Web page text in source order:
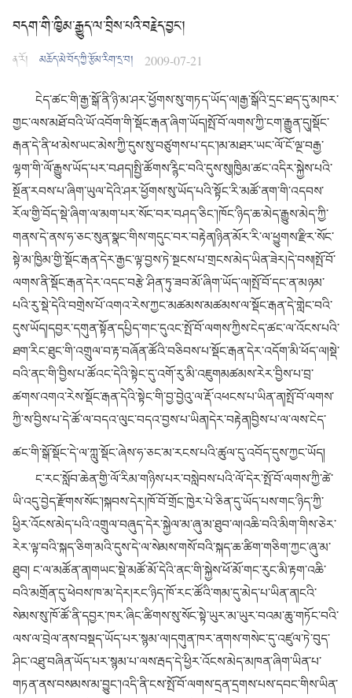
བདག་གི་ཁྱིམ་རྒྱུད་ལ་བྲིས་པའི་བརྗེད་བྱང་།
ན་རོ། མཆོད་མེ་བོད་ཀྱི་རྩོམ་རིག་དྲ་བ། 2009-07-21
ངེད་ཚང་གི་རྒྱ་སྒོ་ནི་ཉི་མ་ཤར་ཕྱོགས་སུ་གཏད་ཡོད་ལ།རྒྱ་སྒོའི་དྲང་ཐད་དུ་མཁར་
གྱང་ལས་མཐོ་བའི་ཡོ་འབོག་གི་སྡོང་རྒན་ཞིག་ཡོད།སྤོ་བོ་ལགས་ཀྱི་ངག་རྒྱུན་དུ།སྡོང་
རྒན་དེ་ནི་ཕ་མེས་ཡང་མེས་ཀྱི་དུས་སུ་བཙུགས་པ་དང་།མ་མཐར་ཡང་ལོ་ངོ་ལྔ་བརྒྱ་
ལྷག་གི་ལོ་རྒྱུས་ཡོད་པར་བཤད།སྤྱི་ཚོགས་ཪྙིང་བའི་དུས་སུ།ཁྱིམ་ཚང་འདིར་སྐྱེས་པའི་
སྔོན་རབས་པ་ཞིག་ཡུལ་དེའི་ཤར་ཕྱོགས་སུ་ཡོད་པའི་སྟོང་རི་མཚོ་ནག་གི་འདབས་
རོལ་གྱི་བོད་སྡེ་ཞིག་ལ་མག་པར་སོང་བར་བཤད་ཅིང་།ཁོང་ཉིད་ཆ་མེད་རྒྱུས་མེད་ཀྱི་
གནས་དེ་ནས་ཧ་ཅང་སུན་སྣང་གིས་གདུང་བར་བརྟེན།ཉིན་མོར་རི་ལ་ཕྱུགས་རྫིར་སོང་
སྟེ་མ་ཁྱིམ་གྱི་སྡོང་རྒན་དེར་རྒྱང་ལྟ་བྱས་ཏེ་སྔངས་པ་གྲངས་མེད་ཡིན་ཟེར།དེ་བས།སྤོ་བོ་
ལགས་ནི་སྡོང་རྒན་དེར་འདང་བརྩེ་ཤིན་ཏུ་ཟབ་མོ་ཞིག་ཡོད་ལ།སྤོ་བོ་དང་ན་མཉམ་
པའི་རུ་སྡེ་དེའི་བགྲེས་པོ་འགའ་རེས་ཀྱང་མཚམས་མཚམས་ལ་སྡོང་རྒན་དེ་གླེང་བའི་
དུས་ཡོད།དབྱར་དགུན་སྟོན་དཔྱིད་གང་དུའང་སྤོ་བོ་ལགས་ཀྱིས་ངེད་ཚང་ལ་འོངས་པའི་
ཐག་རིང་ཐུང་གི་འགྲུལ་བ་རྟ་བཞོན་ཚོའི་བཅིབས་པ་སྡོང་རྒན་དེར་འདོག་མི་ཕོད་ལ།སྡེ་
བའི་ནང་གི་བྱིས་པ་ཚོའང་དེའི་སྟེང་དུ་འགོ་རུ་མི་འཇུགམཚམས་རེར་བྱིས་པ་བྲ་
ཚགས་འགའ་རེས་སྡོང་རྒན་དེའི་སྟེང་གི་བྱ་བྱེའུ་ལ་རྡོ་འཕངས་པ་ཡིན་ན།སྤོ་བོ་ལགས་
ཀྱི་ས་བྱིས་པ་དེ་ཚོ་ལ་བདའ་ལུང་བདའ་བྱས་པ་ཡིན།དེར་བརྟེན།བྱིས་པ་ལ་ལས་ངེད་
ཚང་གི་སྒོ་སྡོང་དེ་ལ་ཀླུ་སྡོང་ཞེས་ཧ་ཅང་མ་རངས་པའི་ཚུལ་དུ་འབོད་དུས་ཀྱང་ཡོད།
ང་རང་སློབ་ཆེན་གྱི་ལོ་རིམ་གཉིས་པར་བསླེབས་པའི་ལོ་དེར་སྤོ་བོ་ལགས་ཀྱི་ཚེ་
ཡི་འདུ་བྱེད་རྫོགས་སོང་།སྐབས་དེར།ཁོ་བོ་གྲོང་ཁྱེར་པེ་ཅིན་དུ་ཡོད་པས་གང་ཉིད་ཀྱི་
ཕྱིར་འོངས་མེད་པའི་འགྲུལ་བཞུད་དེར་སྐྱེལ་མ་ཞུ་མ་ཐུབ་ལ།འཆི་བའི་མིག་གིས་ཅེར་
རེར་ལྟ་བའི་སྐད་ཅིག་མའི་དུས་དེ་ལ་སེམས་གསོ་བའི་སྐད་ཆ་ཚིག་གཅིག་ཀྱང་ཞུ་མ་
ཐུབ། ང་ལ་མཚོན་ན།གཡང་སྡེ་མཚོ་མོ་དེའི་ནང་གི་སྐྱེས་ཕོ་མོ་གང་རུང་མི་རྟག་འཆི་
བའི་མགྲོན་དུ་ཕེབས་ཁ་མ་དེར།རང་ཉིད་ཁོ་རང་ཚོའི་གམ་དུ་མེད་པ་ཡིན་ན།ངའི་
སེམས་སུ་ཁོ་ཚོ་ནི་དབྱར་ཁར་ཞིང་ཚིགས་སུ་སོང་སྟེ་ཡུར་མ་ཡུར་བའམ་ཆུ་གཏོང་བའི་
ལས་ལ་བྲེལ་ནས་བསྡད་ཡོད་པར་སྙམ་ལ།དགུན་ཁར་ནགས་གསེང་དུ་འཛུལ་ཏེ་བུད་
ཤིང་འཐུ་བཞིན་ཡོད་པར་སྙམ་པ་ལས་རྦད་དེ་ཕྱིར་འོངས་མེད་མཁན་ཞིག་ཡིན་པ་
གཏན་ནས་བསམས་མ་བྱུང་།འདི་ནི་ངས་སྤོ་བོ་ལགས་དྲན་དྲགས་པས་དབང་གིས་ཡིན་